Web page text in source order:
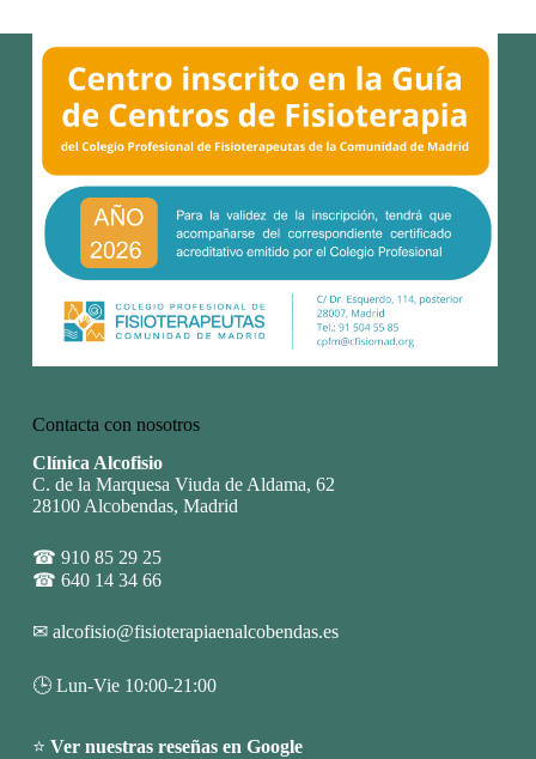
Contacta con nosotros
Clínica Alcofisio
C. de la Marquesa Viuda de Aldama, 62
28100 Alcobendas, Madrid
☎ 910 85 29 25
☎ 640 14 34 66
✉ alcofisio@fisioterapiaenalcobendas.es
🕒 Lun-Vie 10:00-21:00
⭐ Ver nuestras reseñas en Google